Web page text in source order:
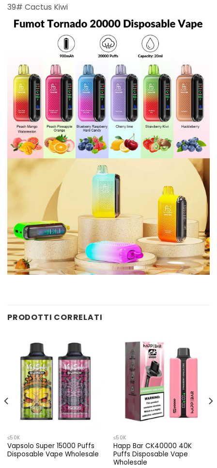
39# Cactus Kiwi
PRODOTTI CORRELATI
≤50K
Vapsolo Super 15000 Puffs
Disposable Vape Wholesale
≤50K
Happ Bar CK40000 40K
Puffs Disposable Vape
Wholesale